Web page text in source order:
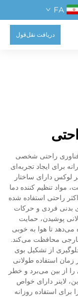
FA
دریافت نقل‌قول
فناوری راحتی شخصی
برای ایجاد تجربه‌ای
لوکس دارای ساختار
مواد تنظیم کننده دما
راحتی استفاده شده
بدنی فردی و حرکات
پوشیدن، حمایت
تا هوا به خوبی
خارجی محافظت می‌کند.
از تشکیل بوی
استفاده طولانی
از بین می‌برد و خطر
لاینر دارای خواص
استفاده روزانه